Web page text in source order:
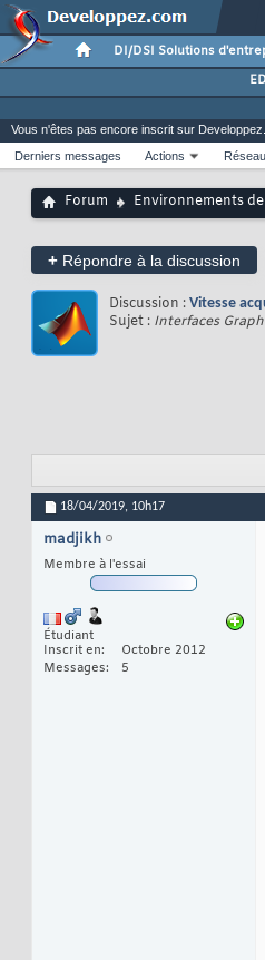
DI/DSI Solutions
Vous n'êtes pas encore inscrit sur
Derniers messages
Actions
Forum Environnements
+ Répondre à la discussion
Discussion : Vitesse
Sujet : Interfaces
18/04/2019, 10h17
madjikh
Membre à l'essai
Étudiant
Inscrit en
Octobre 2012
Messages
5